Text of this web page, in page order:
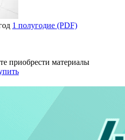
1 полугодие (PDF)
приобрести материалы